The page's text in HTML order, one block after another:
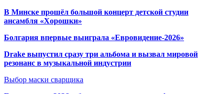
В Минске прошёл большой концерт детской студии
ансамбля «Хорошки»
Болгария впервые выиграла «Евровидение-2026»
Drake выпустил сразу три альбома и вызвал мировой
резонанс в музыкальной индустрии
Выбор маски сварщика